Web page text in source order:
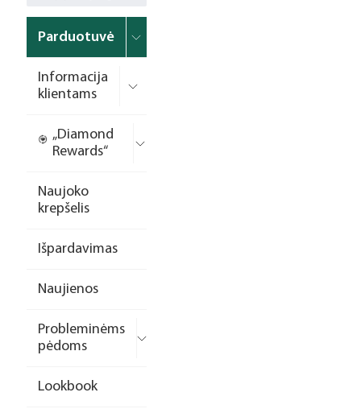
Parduotuvė
Informacija
klientams
„Diamond
Rewards“
Naujoko
krepšelis
Išpardavimas
Naujienos
Probleminėms
pėdoms
Lookbook